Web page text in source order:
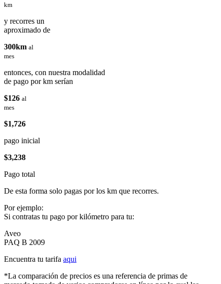
km
y recorres un
aproximado de
300km al
mes
entonces, con nuestra modalidad
de pago por km serían
$126 al
mes
$1,726
pago inicial
$3,238
Pago total
De esta forma solo pagas por los km que recorres.
Por ejemplo:
Si contratas tu pago por kilómetro para tu:
Aveo
PAQ B 2009
Encuentra tu tarifa aqui
*La comparación de precios es una referencia de primas de